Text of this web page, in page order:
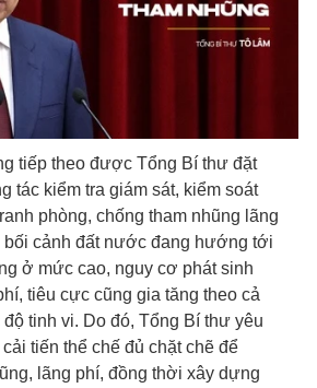
tiếp theo được Tổng Bí thư đặt
tác kiểm tra giám sát, kiểm soát
phòng, chống tham nhũng lãng
bối cảnh đất nước đang hướng tới
ở mức cao, nguy cơ phát sinh
tiêu cực cũng gia tăng theo cả
tinh vi. Do đó, Tổng Bí thư yêu
cải tiến thể chế đủ chặt chẽ để
lãng phí, đồng thời xây dựng
mạnh để không dám và không